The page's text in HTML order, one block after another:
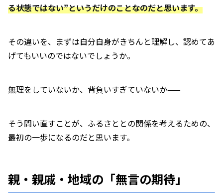
る状態ではない”というだけのことなのだと思います。
その違いを、まずは自分自身がきちんと理解し、認めてあ
げてもいいのではないでしょうか。
無理をしていないか、背負いすぎていないか——
そう問い直すことが、ふるさととの関係を考えるための、
最初の一歩になるのだと思います。
親・親戚・地域の「無言の期待」